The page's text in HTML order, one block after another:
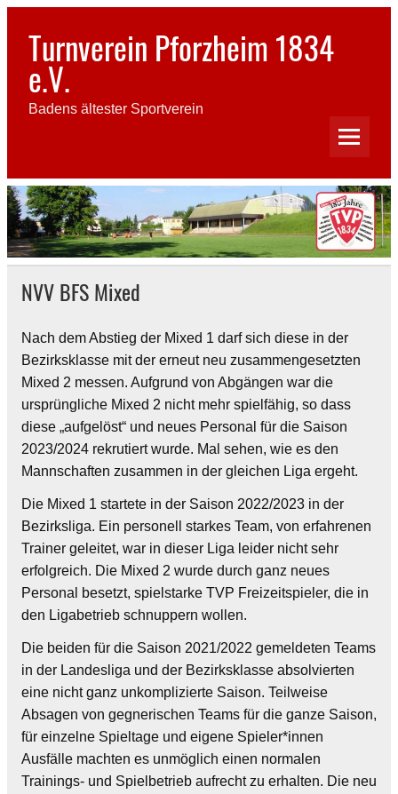
Skip
contentTurnverein Pforzheim 1834
e.V.
Badens ältester Sportverein
NVV BFS Mixed
Nach dem Abstieg der Mixed 1 darf sich diese in der
Bezirksklasse mit der erneut neu zusammengesetzten
Mixed 2 messen. Aufgrund von Abgängen war die
ursprüngliche Mixed 2 nicht mehr spielfähig, so dass
diese „aufgelöst“ und neues Personal für die Saison
2023/2024 rekrutiert wurde. Mal sehen, wie es den
Mannschaften zusammen in der gleichen Liga ergeht.
Die Mixed 1 startete in der Saison 2022/2023 in der
Bezirksliga. Ein personell starkes Team, von erfahrenen
Trainer geleitet, war in dieser Liga leider nicht sehr
erfolgreich. Die Mixed 2 wurde durch ganz neues
Personal besetzt, spielstarke TVP Freizeitspieler, die in
den Ligabetrieb schnuppern wollen.
Die beiden für die Saison 2021/2022 gemeldeten Teams
in der Landesliga und der Bezirksklasse absolvierten
eine nicht ganz unkomplizierte Saison. Teilweise
Absagen von gegnerischen Teams für die ganze Saison,
für einzelne Spieltage und eigene Spieler*innen
Ausfälle machten es unmöglich einen normalen
Trainings- und Spielbetrieb aufrecht zu erhalten. Die neu